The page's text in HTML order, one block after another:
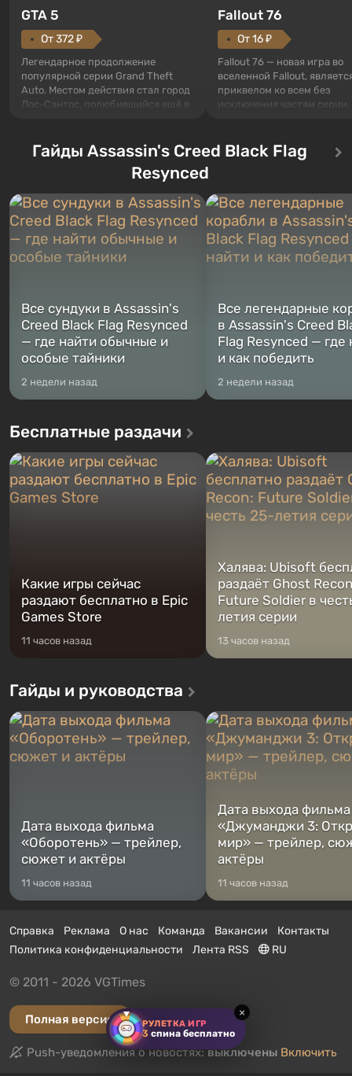
РУЛЕТКА ИГР
3 спина бесплатно
×
GTA 5
От 372 ₽
Легендарное продолжение
популярной серии Grand Theft
Auto. Местом действия стал город
Лос-Сантос, полюбившийся ещё в
сразу трех персонажей: Майкла,
Тревора и Франклина, между
Жанр и...
Fallout 76
От 16 ₽
Fallout 76 — новая игра во
вселенной Fallout,
приквелом ко всем без
исключения частям серии.
Оно же, по задумке
Vault-Tec, должно
Место действия Fallout...
Гайды Assassin's Creed Black Flag
Resynced
Все сундуки в Assassin's
Creed Black Flag Resynced
— где найти обычные и
особые тайники
2 недели назад
Все легендарные
в Assassin's Creed
Flag Resynced — где
и как победить
2 недели назад
Бесплатные раздачи
Какие игры сейчас
раздают бесплатно в Epic
Games Store
11 часов назад
Халява: Ubisoft
раздаёт Ghost
Future Soldier в
летия серии
13 часов назад
Гайды и руководства
Дата выхода фильма
«Оборотень» — трейлер,
сюжет и актёры
11 часов назад
Дата выхода фильма
«Джуманджи 3:
мир» — трейлер,
актёры
11 часов назад
Справка Реклама О нас Команда Вакансии
Контакты
Политика конфиденциальности
Лента RSS RU
© 2011 - 2026 VGTimes
Полная версия
Push-уведомления о новостях:выключены Включить